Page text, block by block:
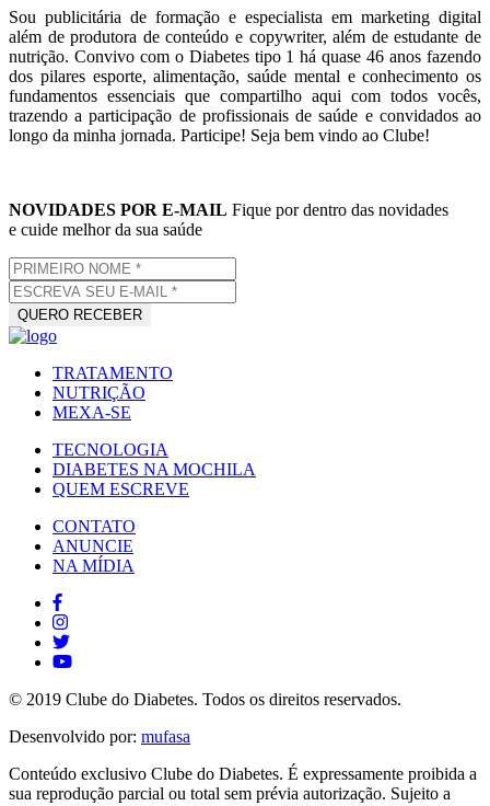
Sou publicitária de formação e especialista em marketing digital
além de produtora de conteúdo e copywriter, além de estudante de
nutrição. Convivo com o Diabetes tipo 1 há quase 46 anos fazendo
dos pilares esporte, alimentação, saúde mental e conhecimento os
fundamentos essenciais que compartilho aqui com todos vocês,
trazendo a participação de profissionais de saúde e convidados ao
longo da minha jornada. Participe! Seja bem vindo ao Clube!
NOVIDADES POR E-MAIL Fique por dentro das novidades
e cuide melhor da sua saúde
TRATAMENTO
NUTRIÇÃO
MEXA-SE
TECNOLOGIA
DIABETES NA MOCHILA
QUEM ESCREVE
CONTATO
ANUNCIE
NA MÍDIA
© 2019 Clube do Diabetes. Todos os direitos reservados.
Desenvolvido por: mufasa
Conteúdo exclusivo Clube do Diabetes. É expressamente proibida a
sua reprodução parcial ou total sem prévia autorização. Sujeito a